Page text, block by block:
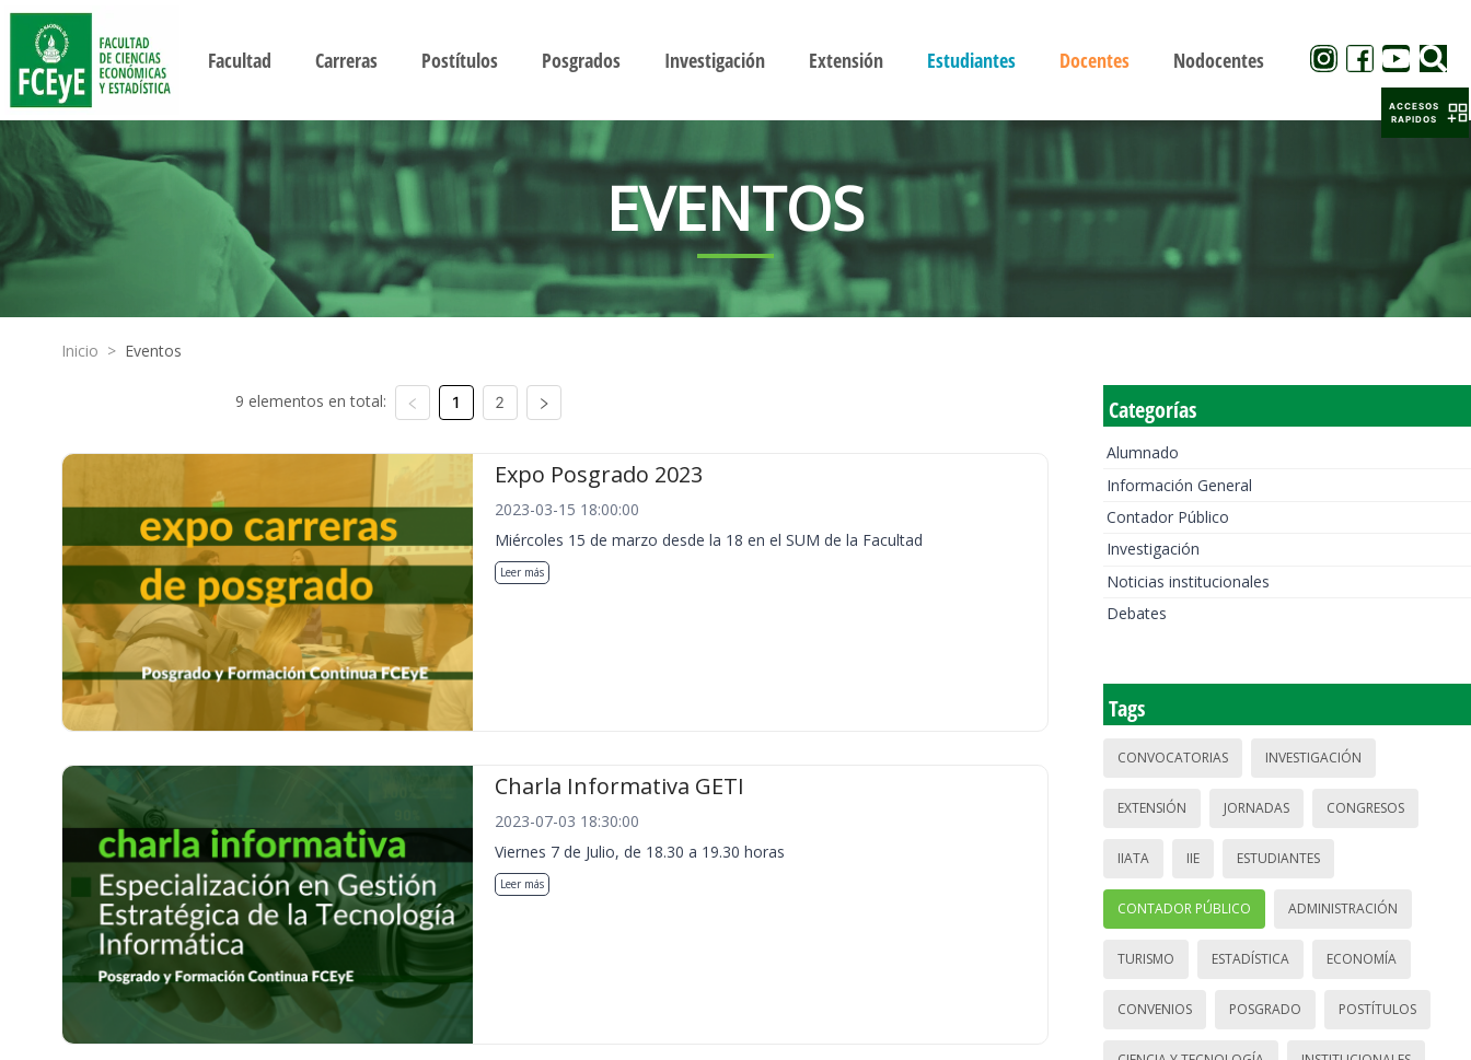
Facultad Carreras Postítulos Posgrados Investigación Extensión Estudiantes Docentes Nodocentes
EVENTOS
Inicio > Eventos
9 elementos en total: 1 2
Expo Posgrado 2023
2023-03-15 18:00:00
Miércoles 15 de marzo desde la 18 en el SUM de la Facultad
Leer más
Charla Informativa GETI
2023-07-03 18:30:00
Viernes 7 de Julio, de 18.30 a 19.30 horas
Leer más
Categorías
Alumnado
Información General
Contador Público
Investigación
Noticias institucionales
Debates
Tags
CONVOCATORIAS INVESTIGACIÓN
EXTENSIÓN JORNADAS CONGRESOS
IIATA IIE ESTUDIANTES
CONTADOR PÚBLICO ADMINISTRACIÓN
TURISMO ESTADÍSTICA ECONOMÍA
CONVENIOS POSGRADO POSTÍTULOS
ACCESOS
RAPIDOS